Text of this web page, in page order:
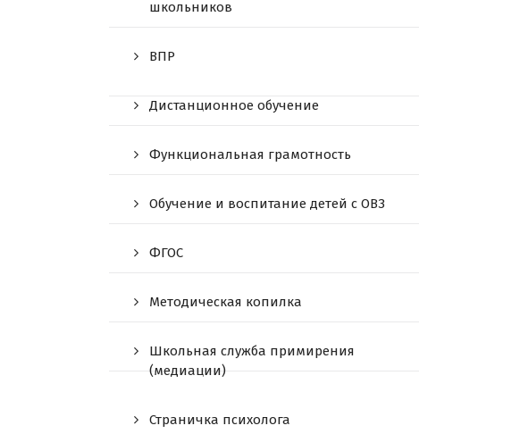
школьников
ВПР
Дистанционное обучение
Функциональная грамотность
Обучение и воспитание детей с ОВЗ
ФГОС
Методическая копилка
Школьная служба примирения
(медиации)
Страничка психолога